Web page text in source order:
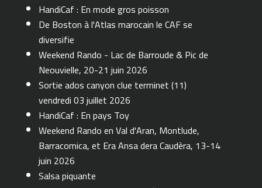
HandiCaf : En mode gros poisson
De Boston à l'Atlas marocain le CAF se
diversifie
Weekend Rando - Lac de Barroude & Pic de
Neouvielle, 20-21 juin 2026
Sortie ados canyon clue terminet (11)
vendredi 03 juillet 2026
HandiCaf : En pays Toy
Weekend Rando en Val d'Aran, Montlude,
Barracomica, et Era Ansa dera Caudèra, 13-14
juin 2026
Salsa piquante